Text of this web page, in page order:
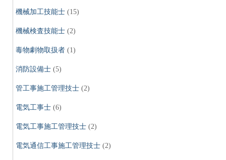
機械加工技能士 (15)
機械検査技能士 (2)
毒物劇物取扱者 (1)
消防設備士 (5)
管工事施工管理技士 (2)
電気工事士 (6)
電気工事施工管理技士 (2)
電気通信工事施工管理技士 (2)